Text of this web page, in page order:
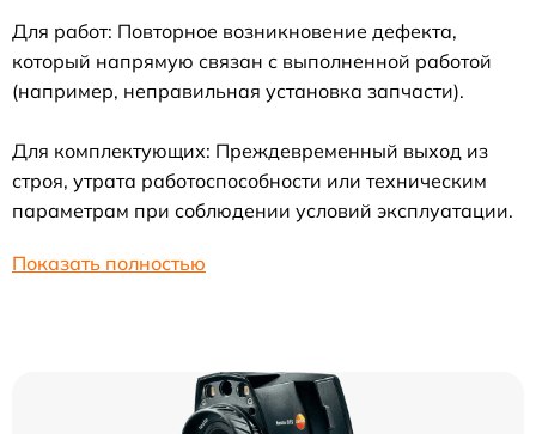
Для работ: Повторное возникновение дефекта,
который напрямую связан с выполненной работой
(например, неправильная установка запчасти).
Для комплектующих: Преждевременный выход из
строя, утрата работоспособности или техническим
параметрам при соблюдении условий эксплуатации.
Показать полностью